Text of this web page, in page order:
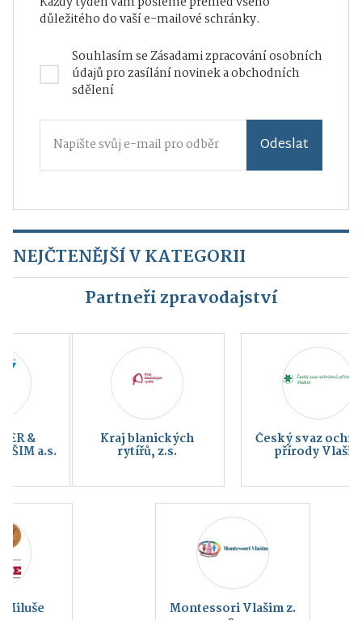
důležitého do vaší e-mailové schránky.
Souhlasím seZásadami zpracování osobních
údajůpro zasílání novinek a obchodních
sdělení
Odeslat
NEJČTENĚJŠÍ V KATEGORII
Partneři zpravodajství
Kraj blanických
rytířů, z.s.
Český svaz ochránců
přírody Vlašim
Montessori Vlašim z.